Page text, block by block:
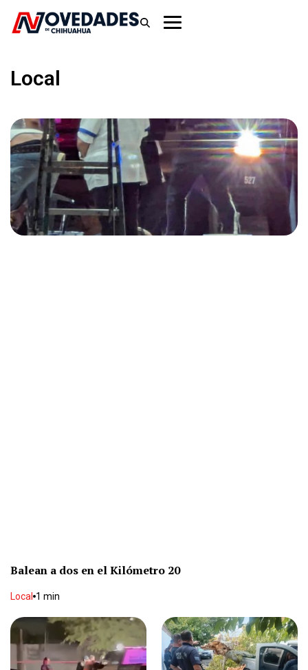
Local
Balean a dos en el Kilómetro 20
Local 1 min